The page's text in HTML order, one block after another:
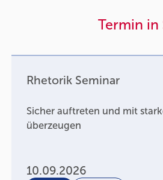
Termin in
Rhetorik Seminar
Sicher auftreten und mit
überzeugen
10.09.2026